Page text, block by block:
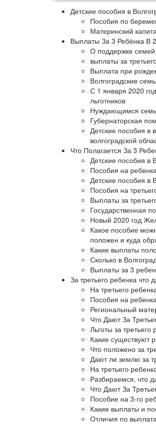
Детские пособия в
Пособия по
Материнский
Выплаты За 3 Ребёнка В
О поддержке семей
выплаты за
Выплата при
Волгоградские
С 1 января 2020
льготников
Нуждающимся
Губернаторская
Детские пособия в
волгоградской
Что Полагается За 3
Детские пособия в
Пособия на
Детские пособия в
Пособия на
Выплаты за
Государственная
Новый 2020 год
Какое пособие
положен и куда
Какие выплаты
Сколько в
Выплаты за 3
За третьего ребенка что
На третьего
Пособия на
Региональный
Что Дают За
Льготы за третьего
Какие существуют
Что положено за
Дают ли землю за
На третьего
Разбираемся, что
Что Дают За
Пособие на 3-го
Какие выплаты и
Отличия по